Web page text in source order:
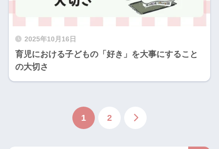
2025年10月16日
育児における子どもの「好き」を大事にすること
の大切さ
1 2